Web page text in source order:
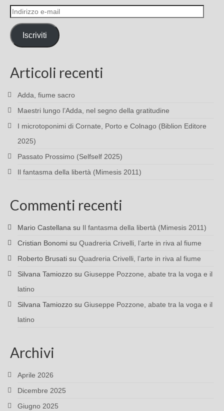
Indirizzo
e-
mail
Iscriviti
Articoli recenti
Adda, fiume sacro
Maestri lungo l’Adda, nel segno della gratitudine
I microtoponimi di Cornate, Porto e Colnago (Biblion Editore
2025)
Passato Prossimo (Selfself 2025)
Il fantasma della libertà (Mimesis 2011)
Commenti recenti
Mario Castellana su Il fantasma della libertà (Mimesis 2011)
Cristian Bonomi su Quadreria Crivelli, l’arte in riva al fiume
Roberto Brusati su Quadreria Crivelli, l’arte in riva al fiume
Silvana Tamiozzo su Giuseppe Pozzone, abate tra la voga e il
latino
Silvana Tamiozzo su Giuseppe Pozzone, abate tra la voga e il
latino
Archivi
Aprile 2026
Dicembre 2025
Giugno 2025